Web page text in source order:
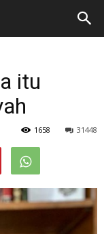
itu
31448
1658